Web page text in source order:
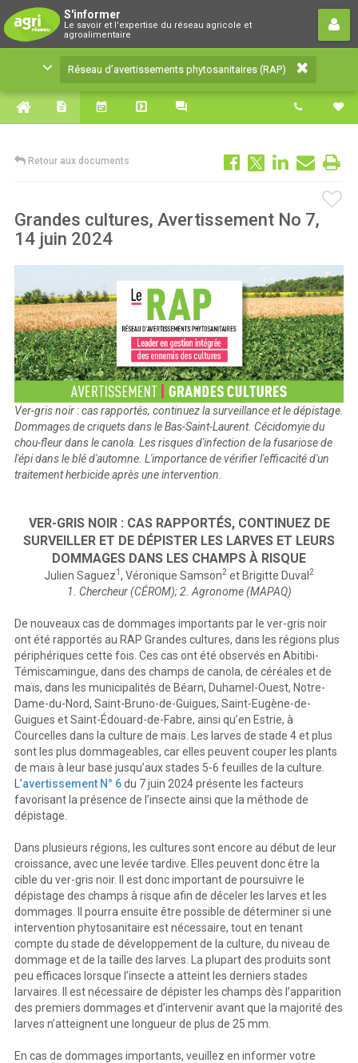
S'informer
Le savoir et l'expertise du réseau agricole et
agroalimentaire
Réseau d’avertissements
phytosanitaires (RAP)
Le savoir et l'expertise du réseau agricole et
agroalimentaire
Réseau d’avertissements phytosanitaires (RAP)
Retour aux documents
Grandes cultures, Avertissement No 7,
14 juin 2024
Ver-gris noir : cas rapportés, continuez la surveillance et le dépistage.
Dommages de criquets dans le Bas-Saint-Laurent. Cécidomyie du
chou-fleur dans le canola. Les risques d'infection de la fusariose de
l'épi dans le blé d'automne. L'importance de vérifier l'efficacité d'un
traitement herbicide après une intervention.
VER-GRIS NOIR : CAS RAPPORTÉS, CONTINUEZ DE
SURVEILLER ET DE DÉPISTER LES LARVES ET LEURS
DOMMAGES DANS LES CHAMPS À RISQUE
Julien Saguez1 , Véronique Samson2 et Brigitte Duval 2
1. Chercheur (CÉROM); 2. Agronome (MAPAQ)
De nouveaux cas de dommages importants par le ver-gris noir
ont été rapportés au RAP Grandes cultures, dans les régions plus
périphériques cette fois. Ces cas ont été observés en Abitibi-
Témiscamingue, dans des champs de canola, de céréales et de
maïs, dans les municipalités de Béarn, Duhamel-Ouest, Notre-
Dame-du-Nord, Saint-Bruno-de-Guigues, Saint-Eugène-de-
Guigues et Saint-Édouard-de-Fabre, ainsi qu’en Estrie, à
Courcelles dans la culture de maïs. Les larves de stade 4 et plus
sont les plus dommageables, car elles peuvent couper les plants
de maïs à leur base jusqu’aux stades 5-6 feuilles de la culture.
L’avertissement N° 6du 7 juin 2024 présente les facteurs
favorisant la présence de l’insecte ainsi que la méthode de
dépistage.
Dans plusieurs régions, les cultures sont encore au début de leur
croissance, avec une levée tardive. Elles peuvent donc être la
cible du ver-gris noir. Il est donc important de poursuivre le
dépistage des champs à risque afin de déceler les larves et les
dommages. Il pourra ensuite être possible de déterminer si une
intervention phytosanitaire est nécessaire, tout en tenant
compte du stade de développement de la culture, du niveau de
dommage et de la taille des larves. La plupart des produits sont
peu efficaces lorsque l’insecte a atteint les derniers stades
larvaires. Il est nécessaire de dépister les champs dès l’apparition
des premiers dommages et d’intervenir avant que la majorité des
larves n’atteignent une longueur de plus de 25 mm.
En cas de dommages importants, veuillez en informer votre